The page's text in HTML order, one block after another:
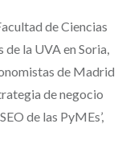
de Ciencias
la UVA en Soria,
de Madrid
de negocio
de las PyMEs’,